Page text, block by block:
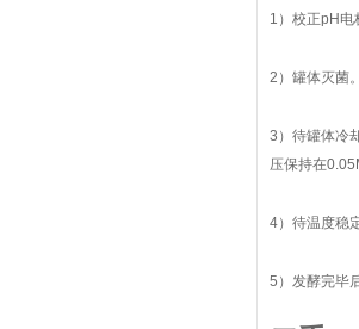
1）校正pH电
2）罐体灭菌
3）待罐体冷
压保持在
4）待温度稳
5）发酵完毕